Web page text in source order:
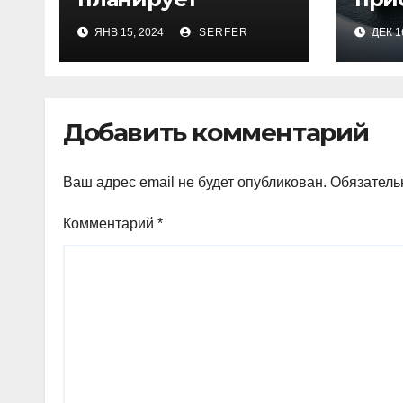
проиндексировать
на 7,4% более 40
выплат и
ЯНВ 15, 2024 SERFER ДЕК
Добавить комментарий
Ваш адрес email не будет опубликован.
Комментарий *